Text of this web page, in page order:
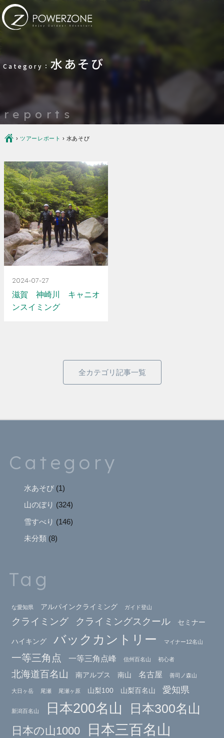
reports
Category： 水あそび
Ç › ツアーレポート › 水あそび
2024-07-27
滋賀 神崎川 キャニオ
ンスイミング
全カテゴリ記事一覧
Category
水あそび(1)
山のぼり (324)
雪すべり (146)
未分類(8)
Tag
な愛知県 アルパインクライミング ガイド登山
クライミング クライミングスクール セミナー
ハイキング バックカントリー マイナー12名山
一等三角点 一等三角点峰 信州百名山 初心者
北海道百名山 南アルプス 南山 名古屋 善司ノ森山
大日ヶ岳 尾瀬 尾瀬ヶ原 山梨100 山梨百名山 愛知県
新潟百名山 日本200名山 日本300名山
日本の山1000 日本三百名山